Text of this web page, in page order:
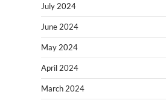
July 2024
June 2024
May 2024
April 2024
March 2024